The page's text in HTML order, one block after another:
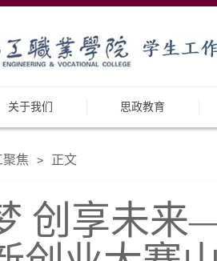
关于我们 思政教育
聚焦 > 正文
创享未来